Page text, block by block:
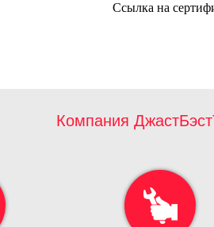
Ссылка на
Компания